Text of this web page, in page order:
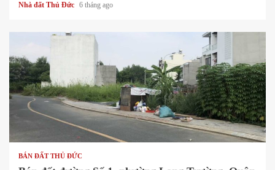
Nhà đất Thủ Đức 6 tháng ago
1 min read
BÁN ĐẤT THỦ ĐỨC